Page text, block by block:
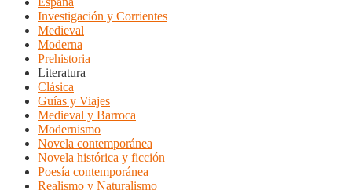
Investigación y Corrientes
Medieval
Moderna
Prehistoria
Literatura
Clásica
Guías y Viajes
Medieval y Barroca
Modernismo
Novela contemporánea
Novela histórica y ficción
Poesía contemporánea
Realismo y Naturalismo